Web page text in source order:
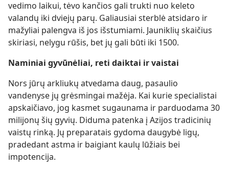
vedimo laikui, tėvo kančios gali trukti nuo keleto
valandų iki dviejų parų. Galiausiai sterblė atsidaro ir
mažyliai palengva iš jos išstumiami. Jauniklių skaičius
skiriasi, nelygu rūšis, bet jų gali būti iki 1500.
Naminiai gyvūnėliai, reti daiktai ir vaistai
Nors jūrų arkliukų atvedama daug, pasaulio
vandenyse jų grėsmingai mažėja. Kai kurie specialistai
apskaičiavo, jog kasmet sugaunama ir parduodama 30
milijonų šių gyvių. Diduma patenka į Azijos tradicinių
vaistų rinką. Jų preparatais gydoma daugybė ligų,
pradedant astma ir baigiant kaulų lūžiais bei
impotencija.